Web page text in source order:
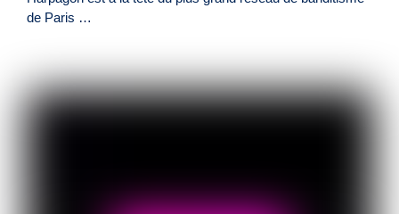
de Paris …